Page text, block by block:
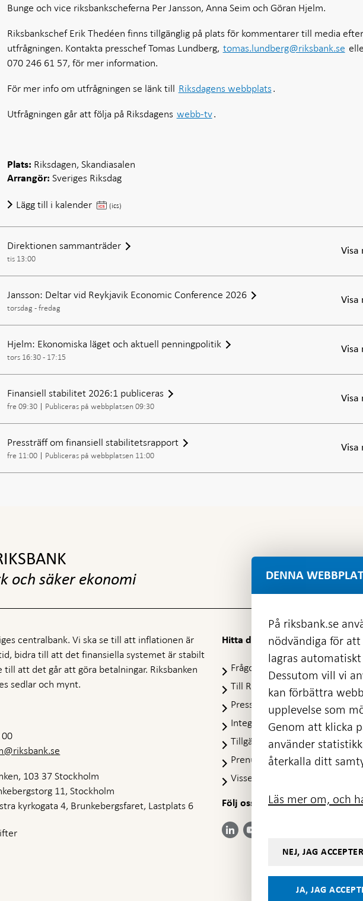
Bunge och vice riksbankscheferna Per Jansson, Anna Seim och Göran Hjelm.
Riksbankschef Erik Thedéen finns tillgänglig på plats för kommentarer till media efter
utfrågningen. Kontakta presschef Tomas Lundberg, tomas.lundberg@riksbank.se
070 246 61 57, för mer information.
För mer info om utfrågningen se länk till Riksdagens webbplats.
Utfrågningen går att följa på Riksdagens webb-tv.
Plats: Riksdagen, Skandiasalen
Arrangör: Sveriges Riksdag
Lägg till i kalender Finansutskottets
om
rapporten
(CeMof)
(ics)
Direktionen sammanträder
tis 13:00
Visa
Jansson: Deltar vid Reykjavik Economic Conference 2026
torsdag - fredag
Visa
Hjelm: Ekonomiska läget och aktuell penningpolitik
tors 16:30 - 17:15
Visa
Finansiell stabilitet 2026:1 publiceras
fre 09:30 Publiceras på webbplatsen 09:30
Visa
Pressträff om finansiell stabilitetsrapport
fre 11:00 Publiceras på webbplatsen 11:00
Visa
och säker ekonomi
centralbank. Vi ska se till att inflationen är
bidra till att det finansiella systemet är stabilt
att det går att göra betalningar. Riksbanken
sedlar och mynt.
103 37 Stockholm
11, Stockholm
kyrkogata 4, Brunkebergsfaret, Lastplats 6
Hitta direkt
Frågor och svar
Öppnas
i
ny
flik
Till Riksbankens webbarkiv
ny
flik
Presskontakt
Integritetspolicy
Tillgänglighetsredogörelse
Prenumerera på utskick
Visselblåsning
Följ oss på sociala medier
Dela på:
LinkedIn
Dela på:
YouTube
-
Facebook
i ny flik
Dela
Öppnas
DENNA
På riksbank.se
nödvändiga för
lagras
Dessutom vill vi
kan förbättra
upplevelse som
Genom att klicka
använder
återkalla ditt
Läs mer om, och
NEJ, JAG
JA, JAG